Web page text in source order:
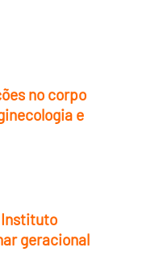
no corpo
e
Instituto
geracional